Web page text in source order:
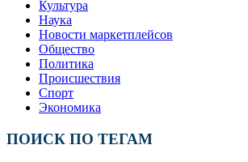
Культура
Наука
Новости маркетплейсов
Общество
Политика
Происшествия
Спорт
Экономика
ПОИСК ПО ТЕГАМ